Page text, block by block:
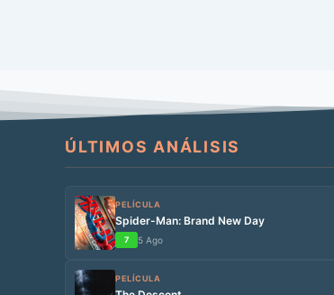
ÚLTIMOS ANÁLISIS
PELÍCULA
Spider-Man: Brand New Day
7 5 Ago
PELÍCULA